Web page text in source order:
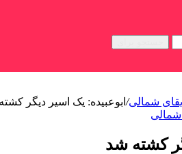
شمالی/ ابوعبیده: یک اسیر دیگر
شمالی
کشته شد